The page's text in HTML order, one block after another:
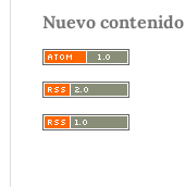
Nuevo contenido